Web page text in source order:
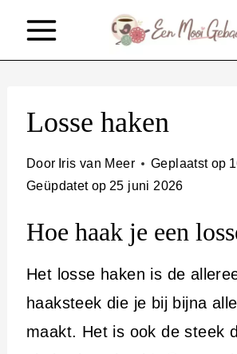
Losse haken
Door Iris van Meer Geplaatst op
Geüpdatet op 25 juni 2026
Hoe haak je een
Het losse haken is de
haaksteek die je bij bijna
maakt. Het is ook de steek